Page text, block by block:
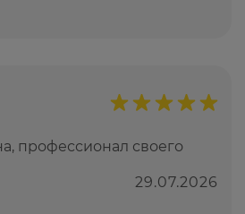
профессионал своего
29.07.2026